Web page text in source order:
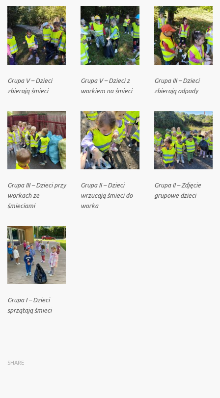
Grupa V – Dzieci
zbierają śmieci
Grupa V – Dzieci z
workiem na śmieci
Grupa III – Dzieci
zbierają odpady
Grupa III – Dzieci przy
workach ze
śmieciami
Grupa II – Dzieci
wrzucają śmieci do
worka
Grupa II – Zdjęcie
grupowe dzieci
Grupa I – Dzieci
sprzątają śmieci
SHARE